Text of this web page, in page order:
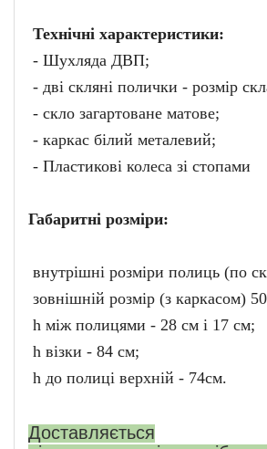
Технічні характеристики:
- Шухляда ДВП;
- дві скляні полички - розмір
- скло загартоване матове;
- каркас білий металевий;
- Пластикові колеса зі стопами
Габаритні розміри:
внутрішні розміри полиць (по
зовнішній розмір (з каркасом)
h між полицями - 28 см і 17 см;
h візки - 84 см;
h до полиці верхній - 74см.
Доставляється